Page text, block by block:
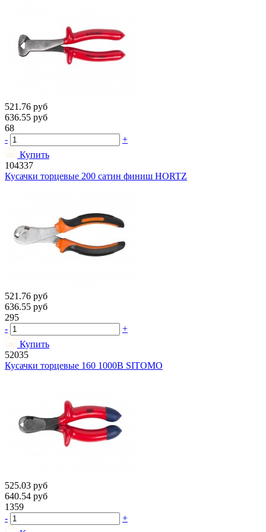
521.76 руб
636.55 руб
68
-
+
Купить
104337
Кусачки торцевые 200 сатин финиш HORTZ
521.76 руб
636.55 руб
295
-
+
Купить
52035
Кусачки торцевые 160 1000В SITOMO
525.03 руб
640.54 руб
1359
-
+